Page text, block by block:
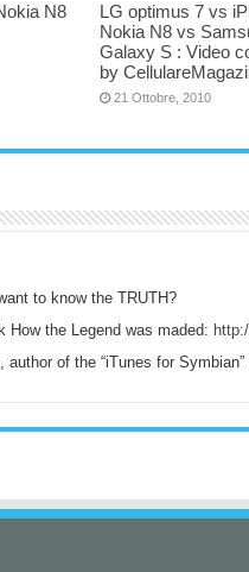
N8
LG optimus 7 vs
Nokia N8 vs
Galaxy S : Video
by
21 Ottobre, 2010
to know the TRUTH?
How the Legend was maded:
author of the “iTunes for Symbian”